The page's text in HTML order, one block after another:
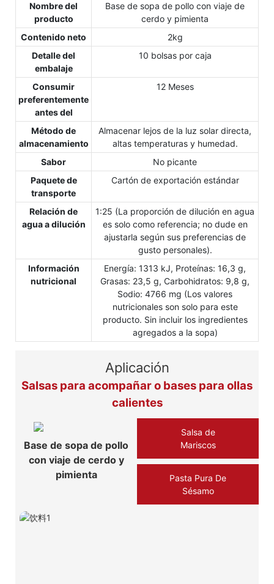
Nombre del
producto
Base de sopa de pollo con viaje de
cerdo y pimienta
Contenido neto
2kg
Detalle del
embalaje
10 bolsas por caja
Consumir
preferentemente
antes del
12 Meses
Método de
almacenamiento
Almacenar lejos de la luz solar directa,
altas temperaturas y humedad.
Sabor
No picante
Paquete de
transporte
Cartón de exportación estándar
Relación de
agua a dilución
1:25 (La proporción de dilución en agua
es solo como referencia; no dude en
ajustarla según sus preferencias de
gusto personales).
Información
nutricional
Energía: 1313 kJ, Proteínas: 16,3 g,
Grasas: 23,5 g, Carbohidratos: 9,8 g,
Sodio: 4766 mg (Los valores
nutricionales son solo para este
producto. Sin incluir los ingredientes
agregados a la sopa)
Aplicación
Salsas para acompañar o bases para ollas
calientes
Base de sopa de pollo
con viaje de cerdo y
pimienta
Salsa de
Mariscos
Pasta Pura De
Sésamo